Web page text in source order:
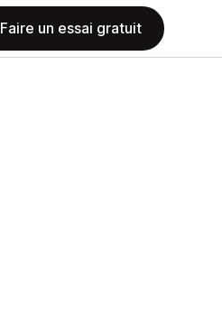
Faire un essai gratuit